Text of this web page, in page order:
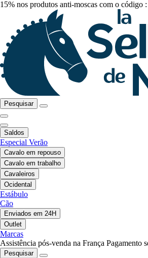
15% nos produtos anti-moscas com o código :
Pesquisar
Saldos
Especial Verão
Cavalo em repouso
Cavalo em trabalho
Cavaleiros
Ocidental
Estábulo
Cão
Enviados em 24H
Outlet
Marcas
Assistência pós-venda na França Pagamento
Pesquisar